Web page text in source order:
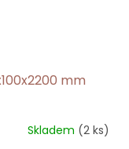
mm
Skladem (2 ks)